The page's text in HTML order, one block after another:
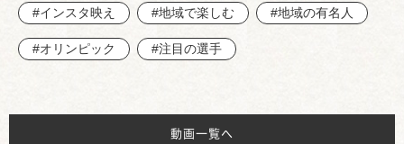
#インスタ映え #地域で楽しむ #地域の有名人
#オリンピック #注目の選手
動画一覧へ